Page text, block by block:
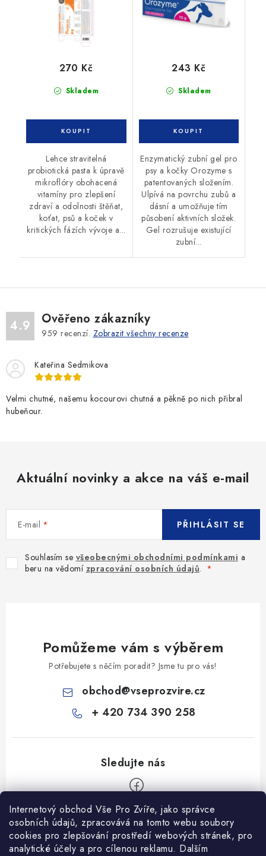
Internetový obchod Vše Pro Zvíře, jako správce
osobních údajů, zpracovává na tomto webu soubory
cookies pro zlepšování prostředí webových stránek, pro
analytické účely a pro cílenou reklamu. Dalším
Skladem
270 Kč
Lehce stravitelná
probiotická pasta k úpravě
mikroflóry obohacená
vitamíny pro zlepšení
zdraví a odolnosti štěňat,
koťat, psů a koček v
kritických fázích vývoje a...
Skladem
243 Kč
Enzymatický zubní gel pro
psy a kočky Orozyme s
patentovaných složením.
Ulpívá na povrchu zubů a
dásní a umožňuje tím
působení aktivních složek.
Gel rozrušuje existující
zubní...
4.9 Ověřeno zákazníky
959 recenzí. Zobrazit všechny recenze
Kateřina Sedmikova
Velmi chutné, našemu kocourovi chutná a pěkně po nich přibral
hubeňour.
Aktuální novinky a akce na váš e-mail
E-mail
Souhlasím se všeobecnými obchodními podmínkami a
beru na vědomí zpracování osobních údajů.
PŘIHLÁSIT SE
Pomůžeme vám s výběrem
Potřebujete s něčím poradit? Jsme tu pro vás!
obchod@vseprozvire.cz
+ 420 734 390 258
Informace pro Vás